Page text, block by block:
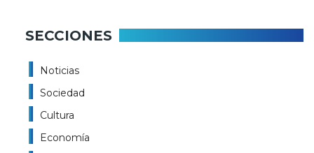
SECCIONES
Noticias
Sociedad
Cultura
Economía